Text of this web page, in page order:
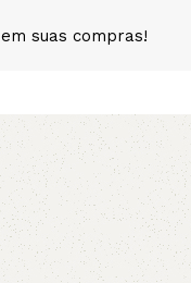
5V
PJ
SPB
suas compras!